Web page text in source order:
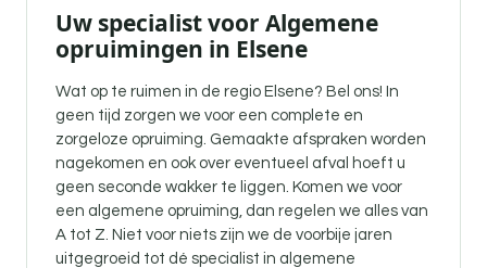
Uw specialist voor Algemene
opruimingen in Elsene
Wat op te ruimen in de regio Elsene? Bel ons! In
geen tijd zorgen we voor een complete en
zorgeloze opruiming. Gemaakte afspraken worden
nagekomen en ook over eventueel afval hoeft u
geen seconde wakker te liggen. Komen we voor
een algemene opruiming, dan regelen we alles van
A tot Z. Niet voor niets zijn we de voorbije jaren
uitgegroeid tot dé specialist in algemene